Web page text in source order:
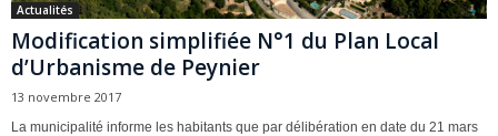
Actualités
Modification simplifiée N°1 du Plan Local
d’Urbanisme de Peynier
13 novembre 2017
La municipalité informe les habitants que par délibération en date du 21 mars